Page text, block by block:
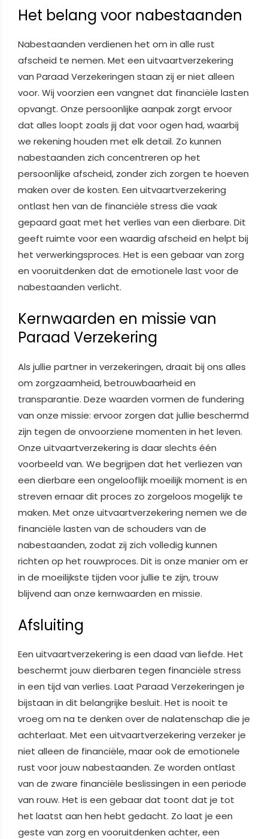
Het belang voor nabestaanden
Nabestaanden verdienen het om in alle rust
afscheid te nemen. Met een uitvaartverzekering
van Paraad Verzekeringen staan zij er niet alleen
voor. Wij voorzien een vangnet dat financiële lasten
opvangt. Onze persoonlijke aanpak zorgt ervoor
dat alles loopt zoals jij dat voor ogen had, waarbij
we rekening houden met elk detail. Zo kunnen
nabestaanden zich concentreren op het
persoonlijke afscheid, zonder zich zorgen te hoeven
maken over de kosten. Een uitvaartverzekering
ontlast hen van de financiële stress die vaak
gepaard gaat met het verlies van een dierbare. Dit
geeft ruimte voor een waardig afscheid en helpt bij
het verwerkingsproces. Het is een gebaar van zorg
en vooruitdenken dat de emotionele last voor de
nabestaanden verlicht.
Kernwaarden en missie van
Paraad Verzekering
Als jullie partner in verzekeringen, draait bij ons alles
om zorgzaamheid, betrouwbaarheid en
transparantie. Deze waarden vormen de fundering
van onze missie: ervoor zorgen dat jullie beschermd
zijn tegen de onvoorziene momenten in het leven.
Onze uitvaartverzekering is daar slechts één
voorbeeld van. We begrijpen dat het verliezen van
een dierbare een ongelooflijk moeilijk moment is en
streven ernaar dit proces zo zorgeloos mogelijk te
maken. Met onze uitvaartverzekering nemen we de
financiële lasten van de schouders van de
nabestaanden, zodat zij zich volledig kunnen
richten op het rouwproces. Dit is onze manier om er
in de moeilijkste tijden voor jullie te zijn, trouw
blijvend aan onze kernwaarden en missie.
Afsluiting
Een uitvaartverzekering is een daad van liefde. Het
beschermt jouw dierbaren tegen financiële stress
in een tijd van verlies. Laat Paraad Verzekeringen je
bijstaan in dit belangrijke besluit. Het is nooit te
vroeg om na te denken over de nalatenschap die je
achterlaat. Met een uitvaartverzekering verzeker je
niet alleen de financiële, maar ook de emotionele
rust voor jouw nabestaanden. Ze worden ontlast
van de zware financiële beslissingen in een periode
van rouw. Het is een gebaar dat toont dat je tot
het laatst aan hen hebt gedacht. Zo laat je een
geste van zorg en vooruitdenken achter, een